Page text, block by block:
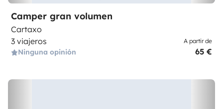
Camper gran volumen
Cartaxo
3 viajeros
Ninguna opinión
A partir de
65 €